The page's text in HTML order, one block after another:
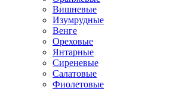
Вишневые
Изумрудные
Венге
Ореховые
Янтарные
Сиреневые
Салатовые
Фиолетовые